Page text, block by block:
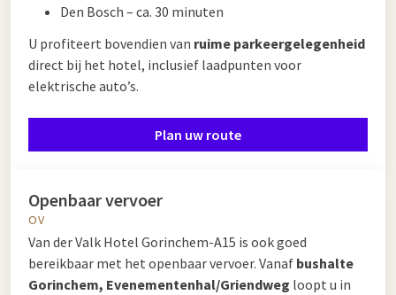
Den Bosch – ca. 30 minuten
U profiteert bovendien van ruime parkeergelegenheid
direct bij het hotel, inclusief laadpunten voor
elektrische auto’s.
Plan uw route
Openbaar vervoer
OV
Van der Valk Hotel Gorinchem-A15 is ook goed
bereikbaar met het openbaar vervoer. Vanaf bushalte
Gorinchem, Evenementenhal/Griendweg loopt u in